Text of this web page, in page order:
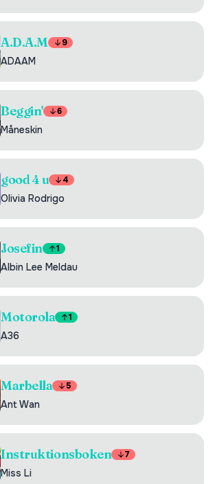
A.D.A.M 9
ADAAM
Beggin' 6
Måneskin
good 4 u 4
Olivia Rodrigo
Josefin 1
Albin Lee Meldau
Motorola 1
A36
Marbella 5
Ant Wan
Instruktionsboken 7
Miss Li